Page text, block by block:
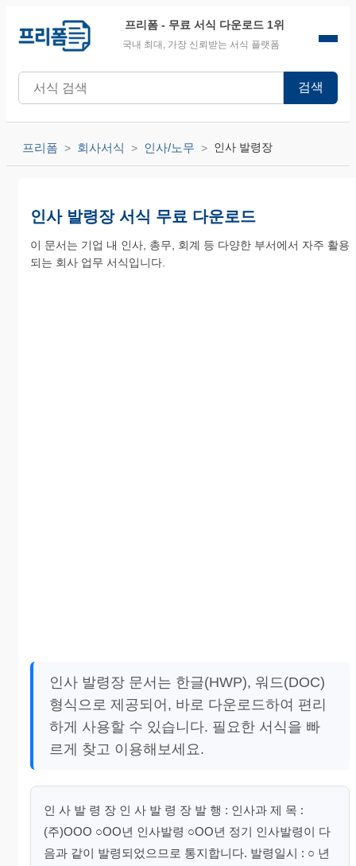
프리폼 - 무료 서식 다운로드 1위
국내 최대, 가장 신뢰받는 서식 플랫폼
검색
프리폼 회사서식 인사/노무 인사 발령장
인사 발령장 서식 무료 다운로드
이 문서는 기업 내 인사, 총무, 회계 등 다양한 부서에서 자주 활용
되는 회사 업무 서식입니다.
인사 발령장 문서는 한글(HWP), 워드(DOC)
형식으로 제공되어, 바로 다운로드하여 편리
하게 사용할 수 있습니다. 필요한 서식을 빠
르게 찾고 이용해보세요.
인 사 발 령 장 인 사 발 령 장 발 행 : 인사과 제 목 :
(주)OOO ○OO년 인사발령 ○OO년 정기 인사발령이 다
음과 같이 발령되었으므로 통지합니다. 발령일시 : ○ 년